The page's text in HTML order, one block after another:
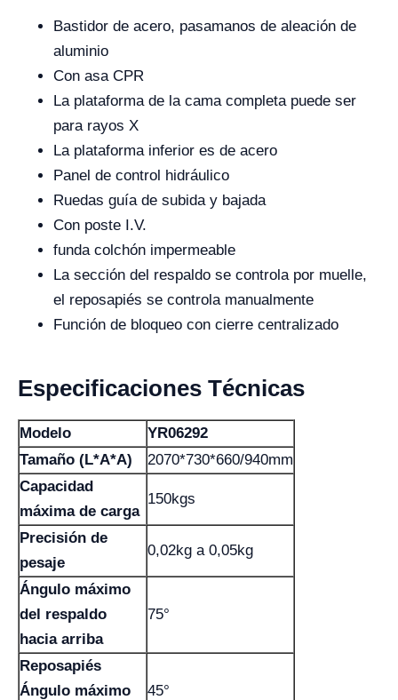
Bastidor de acero, pasamanos de aleación de
aluminio
Con asa CPR
La plataforma de la cama completa puede ser
para rayos X
La plataforma inferior es de acero
Panel de control hidráulico
Ruedas guía de subida y bajada
Con poste I.V.
funda colchón impermeable
La sección del respaldo se controla por muelle,
el reposapiés se controla manualmente
Función de bloqueo con cierre centralizado
Especificaciones Técnicas
Modelo
YR06292
Tamaño (L*A*A)
2070*730*660/940mm
Capacidad
máxima de carga
150kgs
Precisión de
pesaje
0,02kg a 0,05kg
Ángulo máximo
del respaldo
hacia arriba
75°
Reposapiés
Ángulo máximo
45°